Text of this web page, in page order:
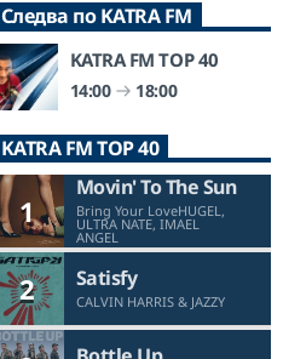
Следва по KATRA FM
KATRA FM TOP 40
14:00 18:00
KATRA FM TOP 40
1
Movin' To The Sun
Bring Your LoveHUGEL,
ULTRA NATE, IMAEL
ANGEL
2 Satisfy
CALVIN HARRIS & JAZZY